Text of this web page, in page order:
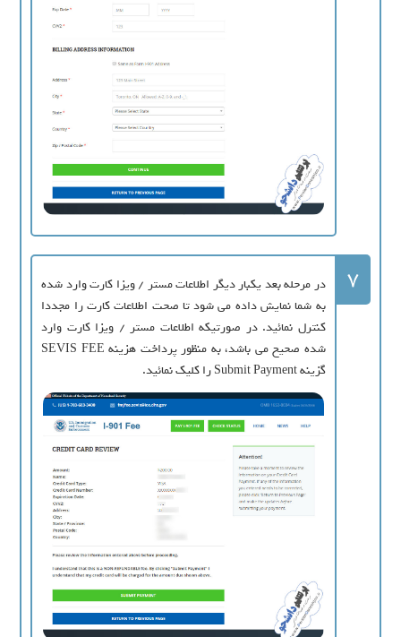
7
در مرحله بعد یکبار دیگر اطلاعات مستر / ویزا کارت وارد شده
به شما نمایش داده می شود تا صحت اطلاعات کارت را مجددا
کنترل نمائید. در صورتیکه اطلاعات مستر / ویزا کارت وارد
شده صحیح می باشد، به منظور پرداخت هزینه SEVIS FEE
گزینه Submit Payment را کلیک نمائید.